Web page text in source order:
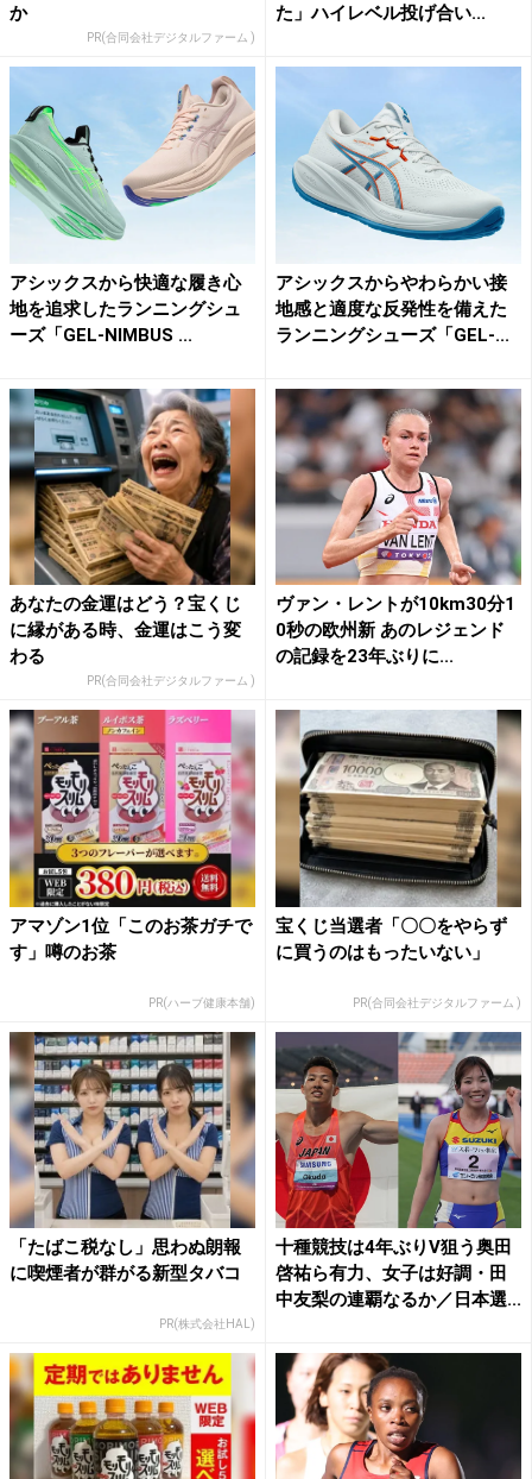
か
PR(合同会社デジタルファーム )
た」ハイレベル投げ合い...
アシックスから快適な履き心
地を追求したランニングシュ
ーズ「GEL-NIMBUS ...
アシックスからやわらかい接
地感と適度な反発性を備えた
ランニングシューズ「GEL-...
あなたの金運はどう？宝くじ
に縁がある時、金運はこう変
わる
PR(合同会社デジタルファーム )
ヴァン・レントが10km30分1
0秒の欧州新 あのレジェンド
の記録を23年ぶりに...
アマゾン1位「このお茶ガチで
す」噂のお茶
PR(ハーブ健康本舗)
宝くじ当選者「〇〇をやらず
に買うのはもったいない」
PR(合同会社デジタルファーム )
「たばこ税なし」思わぬ朗報
に喫煙者が群がる新型タバコ
PR(株式会社HAL)
十種競技は4年ぶりV狙う奥田
啓祐ら有力、女子は好調・田
中友梨の連覇なるか／日本選...